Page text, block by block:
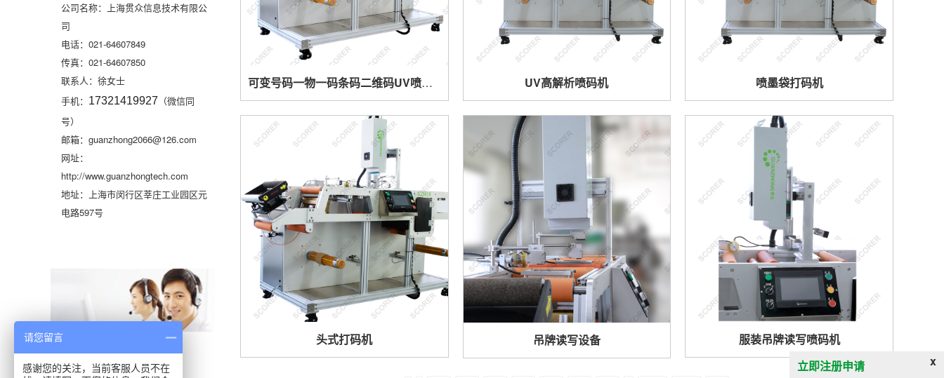
公司名称：上海贯众信息技术有限公
司
电话：021-64607849
传真：021-64607850
联系人：徐女士
手机： 17321419927 （微信同
号）
邮箱：guanzhong2066@126.com
网址：
http://www.guanzhongtech.com
地址：上海市闵行区莘庄工业园区元
电路597号
可变号码一物一码条码二维码UV喷码机 UV高解析喷码机 喷墨袋打码机
头式打码机 吊牌读写设备
服装吊牌读写喷码机
立即注册申请
x
请您留言
感谢您的关注，当前客服人员不在